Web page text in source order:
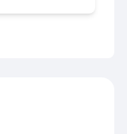
مع صحصح،